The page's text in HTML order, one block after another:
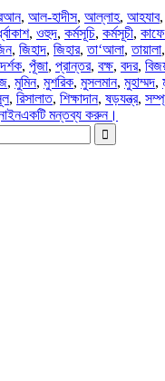
, আল-হাদীস, আল্লাহ, আহযাব
, ওহুদ, কর্মসূচি, কর্মসূচী,
, জিহাদ, জিহার,তা‘আলা,তায়ালা
, পূঁজা, প্রান্তর, বক্ষ, বদর,
, মুমিন, মুশরিক, মুসলমান, মুহাম্মদ,
, রিসালাত, শিক্ষাদান, ষড়যন্ত্র,
একটি মন্তব্য করুন।